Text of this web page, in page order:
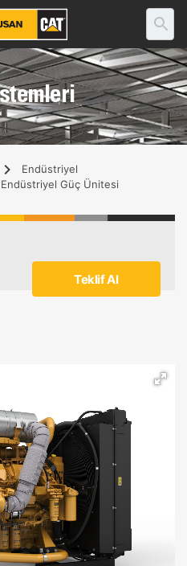
Endüstriyel
Güç Ünitesi
Teklif Al